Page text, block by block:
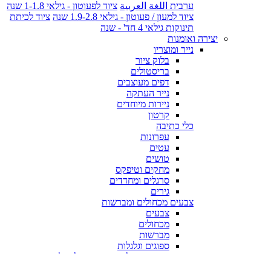
ערבית اللغة العربية ציוד לפעוטון - גילאי 1-1.8 שנה
ציוד למעון / פעוטון - גילאי 1.9-2.8 שנה
ציוד לכיתת
תינוקות גילאי 4 חד' - שנה
יצירה ואומנות
נייר ומוצריו
בלוק ציור
בריסטולים
דפים מעוצבים
נייר העתקה
ניירות מיוחדים
קרטון
כלי כתיבה
עפרונות
עטים
טושים
מחקים וטיפקס
סרגלים ומחדדים
גירים
צבעים מכחולים ומברשות
צבעים
מכחולים
מברשות
ספוגים וגלגלות